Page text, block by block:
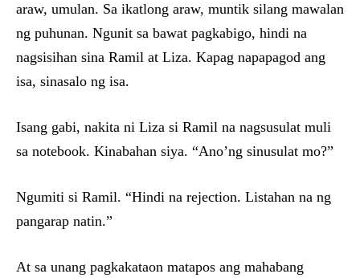
araw, umulan. Sa ikatlong araw, muntik silang mawalan
ng puhunan. Ngunit sa bawat pagkabigo, hindi na
nagsisihan sina Ramil at Liza. Kapag napapagod ang
isa, sinasalo ng isa.
Isang gabi, nakita ni Liza si Ramil na nagsusulat muli
sa notebook. Kinabahan siya. “Ano’ng sinusulat mo?”
Ngumiti si Ramil. “Hindi na rejection. Listahan na ng
pangarap natin.”
At sa unang pagkakataon matapos ang mahabang